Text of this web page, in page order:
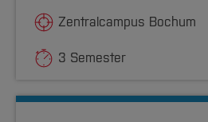
Zentralcampus Bochum
3 Semester